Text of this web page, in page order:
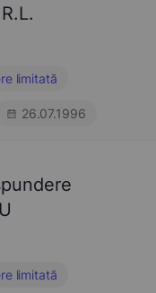
limitată
26.07.1996
limitată